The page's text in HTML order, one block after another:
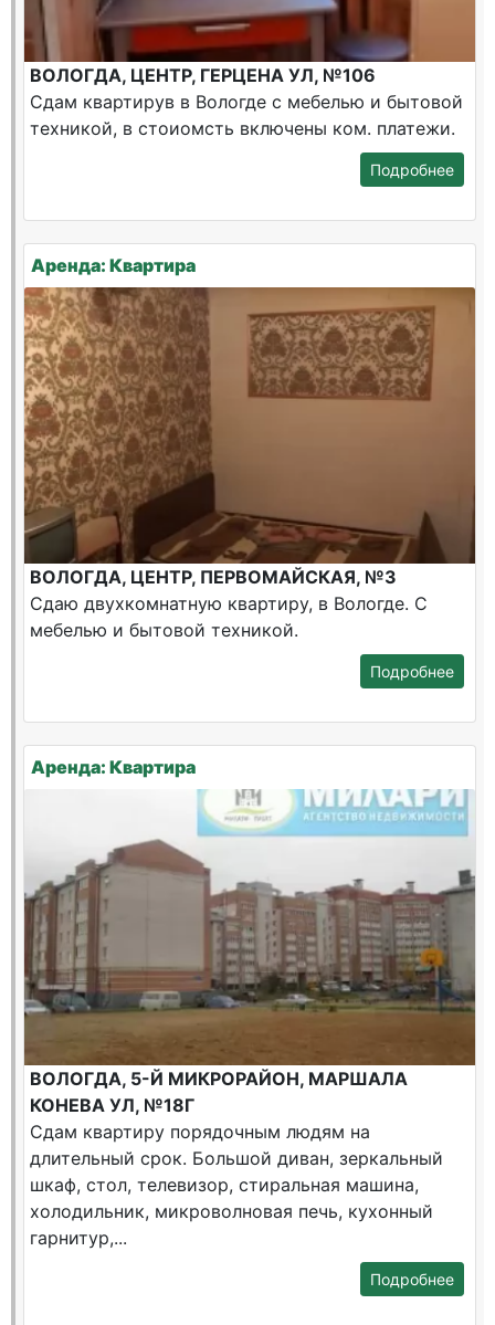
ВОЛОГДА, ЦЕНТР, ГЕРЦЕНА УЛ, №106
Сдам квартирув в Вологде с мебелью и бытовой
техникой, в стоиомсть включены ком. платежи.
Подробнее
Аренда: Квартира
ВОЛОГДА, ЦЕНТР, ПЕРВОМАЙСКАЯ, №3
Сдаю двухкомнатную квартиру, в Вологде. С
мебелью и бытовой техникой.
Подробнее
Аренда: Квартира
ВОЛОГДА, 5-Й МИКРОРАЙОН, МАРШАЛА
КОНЕВА УЛ, №18Г
Сдам квартиру порядочным людям на
длительный срок. Большой диван, зеркальный
шкаф, стол, телевизор, стиральная машина,
холодильник, микроволновая печь, кухонный
гарнитур,...
Подробнее